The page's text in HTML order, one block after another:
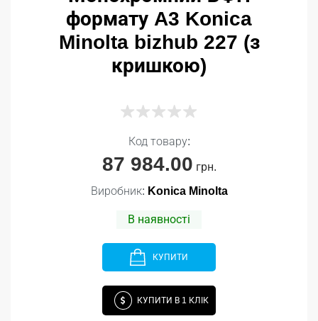
формату A3 Konica
Minolta bizhub 227 (з
кришкою)
Код товару:
87 984.00 грн.
Виробник: Konica Minolta
В наявності
КУПИТИ
КУПИТИ В 1 КЛІК